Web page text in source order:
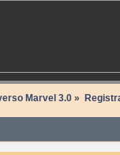
Marvel 3.0»